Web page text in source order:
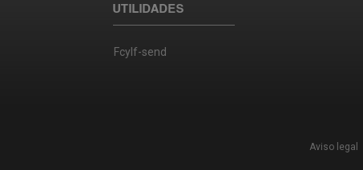
UTILIDADES
Fcylf-send
Aviso legal